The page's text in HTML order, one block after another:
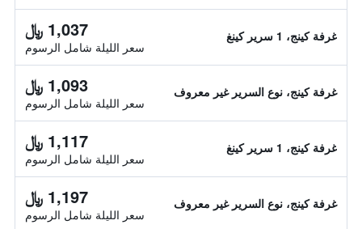
غرفة كينج، 1 سرير كينغ 1,037 ﷼
سعر الليلة شامل الرسوم
غرفة كينج، نوع السرير غير معروف 1,093 ﷼
سعر الليلة شامل الرسوم
غرفة كينج، 1 سرير كينغ 1,117 ﷼
سعر الليلة شامل الرسوم
غرفة كينج، نوع السرير غير معروف 1,197 ﷼
سعر الليلة شامل الرسوم